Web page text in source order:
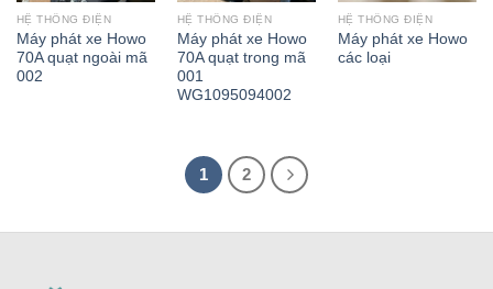
HỆ THỐNG ĐIỆN
Máy phát xe Howo
70A quạt ngoài mã
002
HỆ THỐNG ĐIỆN
Máy phát xe Howo
70A quạt trong mã
001
WG1095094002
HỆ THỐNG ĐIỆN
Máy phát xe Howo
các loại
1 2